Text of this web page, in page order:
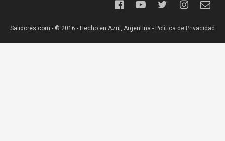
Salidores.com - ® 2016 - Hecho en Azul, Argentina - Política de Privacidad